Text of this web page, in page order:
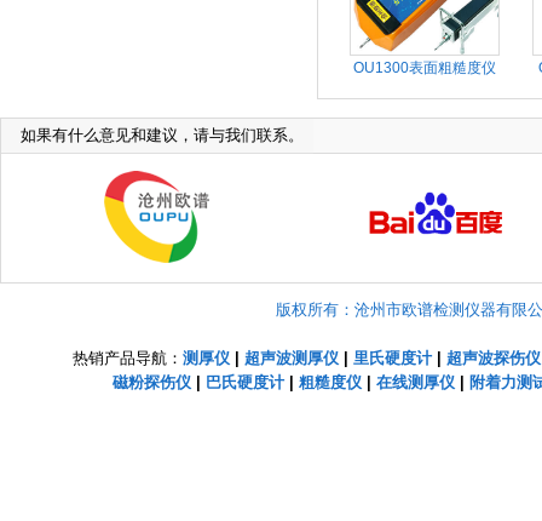
OU1300表面粗糙度仪
如果有什么意见和建议，请与我们联系。
版权所有：沧州市欧谱检测仪器有限
热销产品导航： 测厚仪 超声波测厚仪 里氏硬度计| 超声波探伤仪
磁粉探伤仪| 巴氏硬度计| 粗糙度仪| 在线测厚仪| 附着力测